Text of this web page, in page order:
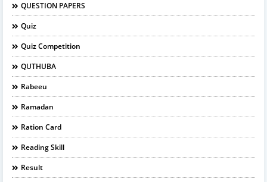
QUESTION PAPERS
Quiz
Quiz Competition
QUTHUBA
Rabeeu
Ramadan
Ration Card
Reading Skill
Result